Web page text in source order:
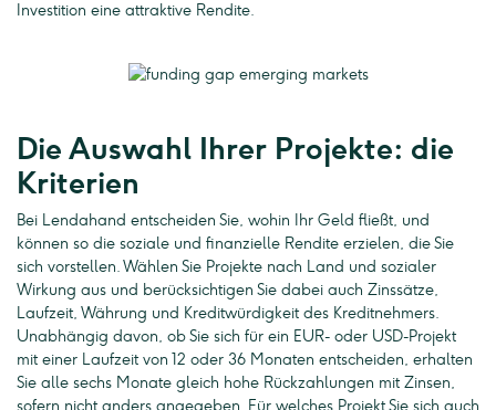
Investition eine attraktive Rendite.
Die Auswahl Ihrer Projekte: die
Kriterien
Bei Lendahand entscheiden Sie, wohin Ihr Geld fließt, und
können so die soziale und finanzielle Rendite erzielen, die Sie
sich vorstellen. Wählen Sie Projekte nach Land und sozialer
Wirkung aus und berücksichtigen Sie dabei auch Zinssätze,
Laufzeit, Währung und Kreditwürdigkeit des Kreditnehmers.
Unabhängig davon, ob Sie sich für ein EUR- oder USD-Projekt
mit einer Laufzeit von 12 oder 36 Monaten entscheiden, erhalten
Sie alle sechs Monate gleich hohe Rückzahlungen mit Zinsen,
sofern nicht anders angegeben. Für welches Projekt Sie sich auch